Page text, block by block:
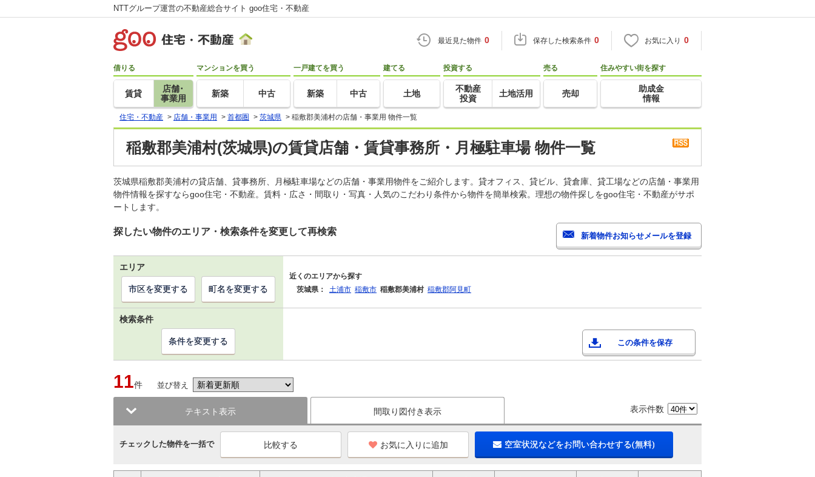
NTTグループ運営の不動産総合サイト goo住宅・不動産
最近見た物件 0 保存した検索条件 0 お気に入り 0
借りる
賃貸
店舗･
事業用
マンションを買う
新築 中古
一戸建てを買う
新築 中古
建てる
土地
投資する
不動産
投資
土地活用
売る
売却
住みやすい街を探す
助成金
情報
住宅・不動産 > 店舗・事業用 > 首都圏 > 茨城県 > 稲敷郡美浦村の店舗・事業用 物件一覧
稲敷郡美浦村(茨城県)の賃貸店舗・賃貸事務所・月極駐車場 物件一覧
茨城県稲敷郡美浦村の貸店舗、貸事務所、月極駐車場などの店舗・事業用物件をご紹介します。貸オフィス、貸ビル、貸倉庫、貸工場などの店舗・事業用
物件情報を探すならgoo住宅・不動産。賃料・広さ・間取り・写真・人気のこだわり条件から物件を簡単検索。理想の物件探しをgoo住宅・不動産がサポ
ートします。
探したい物件のエリア・検索条件を変更して再検索
エリア
近くのエリアから探す
茨城県：
土浦市 稲敷市 稲敷郡美浦村 稲敷郡阿見町
市区を変更する 町名を変更する
検索条件
この条件を保存
条件を変更する
11件 並び替え
テキスト表示 間取り図付き表示 表示件数
チェックした物件を一括で お気に入りに追加 空室状況などをお問い合わせする(無料)